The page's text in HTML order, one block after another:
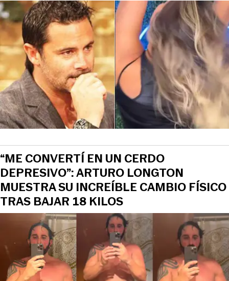
“ME CONVERTÍ EN UN CERDO
DEPRESIVO”: ARTURO LONGTON
MUESTRA SU INCREÍBLE CAMBIO FÍSICO
TRAS BAJAR 18 KILOS